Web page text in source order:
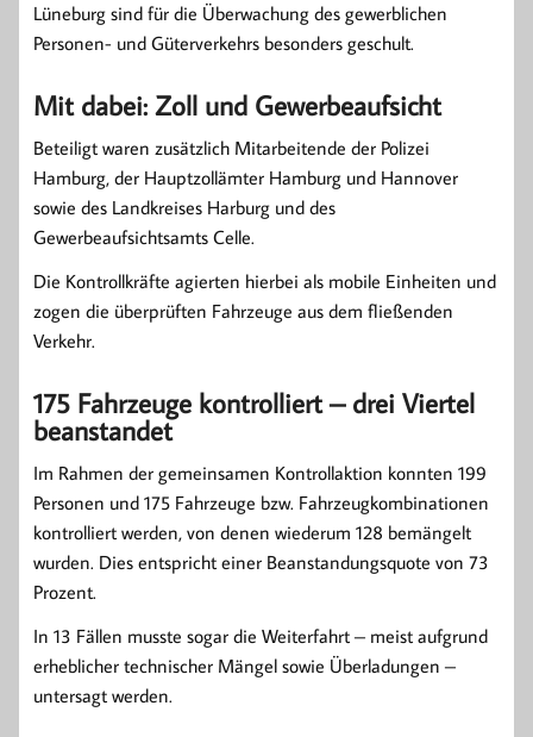
Lüneburg sind für die Überwachung des gewerblichen
Personen- und Güterverkehrs besonders geschult.
Mit dabei: Zoll und Gewerbeaufsicht
Beteiligt waren zusätzlich Mitarbeitende der Polizei
Hamburg, der Hauptzollämter Hamburg und Hannover
sowie des Landkreises Harburg und des
Gewerbeaufsichtsamts Celle.
Die Kontrollkräfte agierten hierbei als mobile Einheiten und
zogen die überprüften Fahrzeuge aus dem fließenden
Verkehr.
175 Fahrzeuge kontrolliert – drei Viertel
beanstandet
Im Rahmen der gemeinsamen Kontrollaktion konnten 199
Personen und 175 Fahrzeuge bzw. Fahrzeugkombinationen
kontrolliert werden, von denen wiederum 128 bemängelt
wurden. Dies entspricht einer Beanstandungsquote von 73
Prozent.
In 13 Fällen musste sogar die Weiterfahrt – meist aufgrund
erheblicher technischer Mängel sowie Überladungen –
untersagt werden.